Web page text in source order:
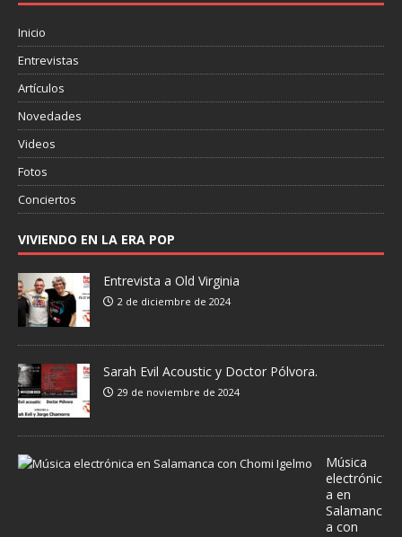
Inicio
Entrevistas
Artículos
Novedades
Videos
Fotos
Conciertos
VIVIENDO EN LA ERA POP
Entrevista a Old Virginia
2 de diciembre de 2024
Sarah Evil Acoustic y Doctor Pólvora.
29 de noviembre de 2024
Música
electrónic
a en
Salamanc
a con